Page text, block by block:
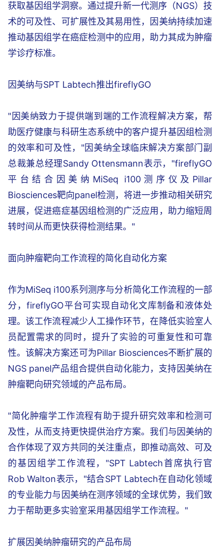
获取基因组学洞察。通过提升新一代测序（NGS）技
术的可及性、可扩展性及其易用性，因美纳持续加速
推动基因组学在癌症检测中的应用，助力其成为肿瘤
学诊疗标准。
因美纳与SPT Labtech推出fireflyGO
"因美纳致力于提供端到端的工作流程解决方案，帮
助医疗健康与科研生态系统中的客户提升基因组检测
的效率和可及性，"因美纳全球临床解决方案部门副
总裁兼总经理Sandy Ottensmann表示，"fireflyGO
平台结合因美纳MiSeq i100测序仪及Pillar
Biosciences靶向panel检测，将进一步推动相关研究
进展，促进癌症基因组检测的广泛应用，助力缩短周
转时间从而更快获得检测结果。"
面向肿瘤靶向工作流程的简化自动化方案
作为MiSeq i100系列测序与分析简化工作流程的一部
分，fireflyGO平台可实现自动化文库制备和液体处
理。该工作流程减少人工操作环节，在降低实验室人
员配置需求的同时，提升了实验的可重复性和可靠
性。该解决方案还可为Pillar Biosciences不断扩展的
NGS panel产品组合提供自动化能力，支持因美纳在
肿瘤靶向研究领域的产品布局。
"简化肿瘤学工作流程有助于提升研究效率和检测可
及性，从而支持更快提供治疗方案。我们与因美纳的
合作体现了双方共同的关注重点，即推动高效、可及
的基因组学工作流程，"SPT Labtech首席执行官
Rob Walton表示，"结合SPT Labtech在自动化领域
的专业能力与因美纳在测序领域的全球优势，我们致
力于帮助更多实验室采用基因组学工作流程。"
扩展因美纳肿瘤研究的产品布局